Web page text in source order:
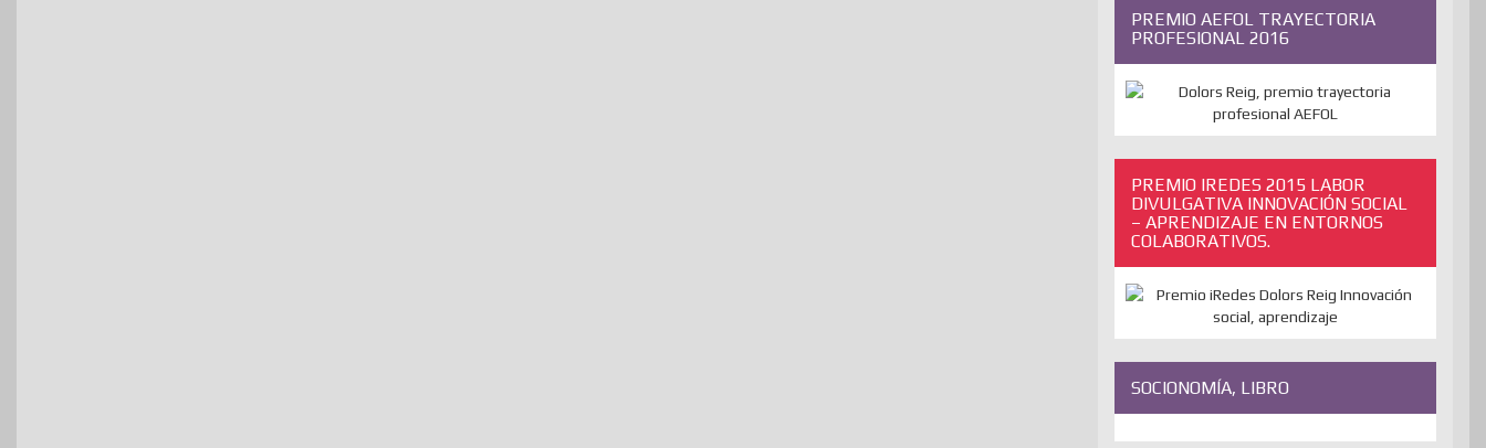
PREMIO AEFOL TRAYECTORIA
PROFESIONAL 2016
PREMIO IREDES 2015 LABOR
DIVULGATIVA INNOVACIÓN SOCIAL
– APRENDIZAJE EN ENTORNOS
COLABORATIVOS.
SOCIONOMÍA, LIBRO